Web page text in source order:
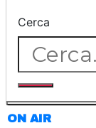
Cerca
ON AIR